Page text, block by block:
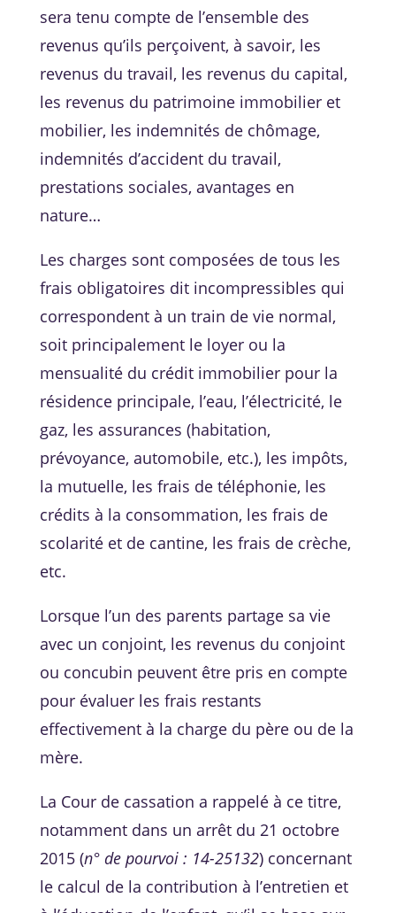
sera tenu compte de l’ensemble des
revenus qu’ils perçoivent, à savoir, les
revenus du travail, les revenus du capital,
les revenus du patrimoine immobilier et
mobilier, les indemnités de chômage,
indemnités d’accident du travail,
prestations sociales, avantages en
nature…
Les charges sont composées de tous les
frais obligatoires dit incompressibles qui
correspondent à un train de vie normal,
soit principalement le loyer ou la
mensualité du crédit immobilier pour la
résidence principale, l’eau, l’électricité, le
gaz, les assurances (habitation,
prévoyance, automobile, etc.), les impôts,
la mutuelle, les frais de téléphonie, les
crédits à la consommation, les frais de
scolarité et de cantine, les frais de crèche,
etc.
Lorsque l’un des parents partage sa vie
avec un conjoint, les revenus du conjoint
ou concubin peuvent être pris en compte
pour évaluer les frais restants
effectivement à la charge du père ou de la
mère.
La Cour de cassation a rappelé à ce titre,
notamment dans un arrêt du 21 octobre
2015 (n° de pourvoi : 14-25132) concernant
le calcul de la contribution à l’entretien et